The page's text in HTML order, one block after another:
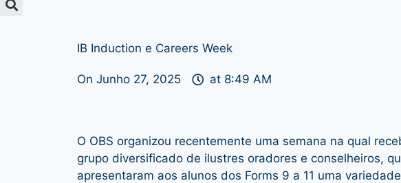
IB Induction e Careers Week
On Junho 27, 2025 at 8:49 AM
O OBS organizou recentemente uma semana na qual
grupo diversificado de ilustres oradores e conselheiros,
apresentaram aos alunos dos Forms 9 a 11 uma